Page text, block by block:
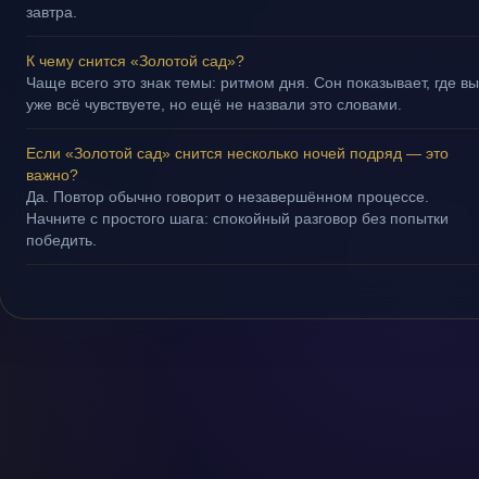
завтра.
К чему снится «Золотой сад»?
Чаще всего это знак темы: ритмом дня. Сон показывает, где вы
уже всё чувствуете, но ещё не назвали это словами.
Если «Золотой сад» снится несколько ночей подряд — это
важно?
Да. Повтор обычно говорит о незавершённом процессе.
Начните с простого шага: спокойный разговор без попытки
победить.